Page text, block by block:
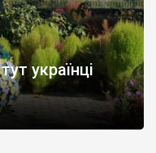
українці